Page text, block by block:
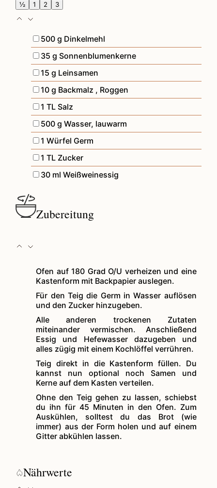
½ 1 2 3
▢
500 g Dinkelmehl
▢
35 g Sonnenblumenkerne
▢
15 g Leinsamen
▢
10 g Backmalz , Roggen
▢
1 TL Salz
▢
500 g Wasser, lauwarm
▢
1 Würfel Germ
▢
1 TL Zucker
▢
30 ml Weißweinessig
Zubereitung
Ofen auf 180 Grad O/U verheizen und eine
Kastenform mit Backpapier auslegen.
Für den Teig die Germ in Wasser auflösen
und den Zucker hinzugeben.
Alle anderen trockenen Zutaten
miteinander vermischen. Anschließend
Essig und Hefewasser dazugeben und
alles zügig mit einem Kochlöffel verrühren.
Teig direkt in die Kastenform füllen. Du
kannst nun optional noch Samen und
Kerne auf dem Kasten verteilen.
Ohne den Teig gehen zu lassen, schiebst
du ihn für 45 Minuten in den Ofen. Zum
Auskühlen, solltest du das Brot (wie
immer) aus der Form holen und auf einem
Gitter abkühlen lassen.
Nährwerte